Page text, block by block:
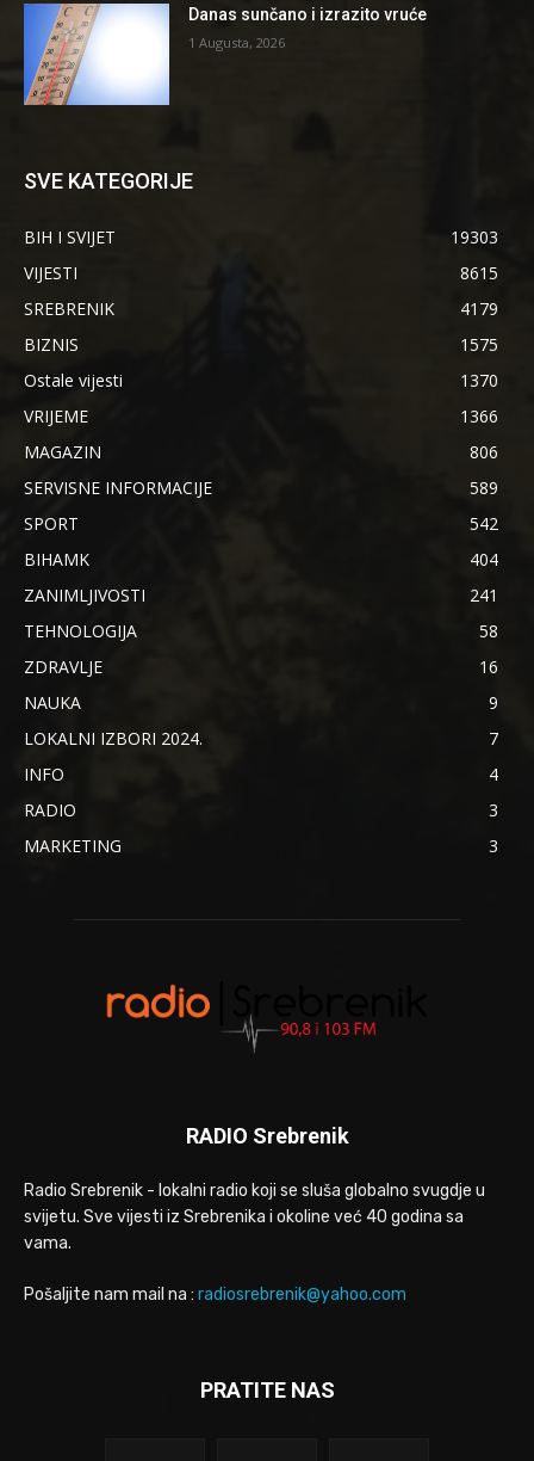
Danas sunčano i izrazito vruće
1 Augusta, 2026
SVE KATEGORIJE
BIH I SVIJET
19303
VIJESTI
8615
SREBRENIK
4179
BIZNIS
1575
Ostale vijesti
1370
VRIJEME
1366
MAGAZIN
806
SERVISNE INFORMACIJE
589
SPORT
542
BIHAMK
404
ZANIMLJIVOSTI
241
TEHNOLOGIJA
58
ZDRAVLJE
16
NAUKA
9
LOKALNI IZBORI 2024.
7
INFO
4
RADIO
3
MARKETING
3
RADIO Srebrenik
Radio Srebrenik - lokalni radio koji se sluša globalno svugdje u
svijetu. Sve vijesti iz Srebrenika i okoline već 40 godina sa
vama.
Pošaljite nam mail na : radiosrebrenik@yahoo.com
PRATITE NAS